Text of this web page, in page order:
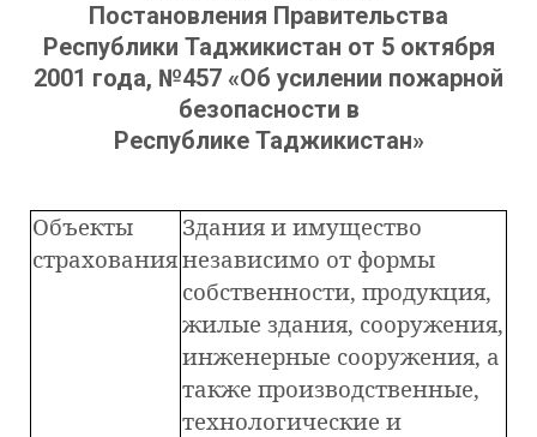
Постановления Правительства
Республики Таджикистан от 5 октября
2001 года, №457 «Об усилении пожарной
безопасности в
Республике Таджикистан»
Объекты
cтрахования
Здания и имущество
независимо от формы
собственности, продукция,
жилые здания, сооружения,
инженерные сооружения, а
также производственные,
технологические и